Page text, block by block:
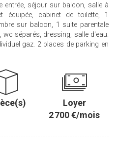
entrée, séjour sur balcon, salle à
équipée, cabinet de toilette, 1
sur balcon, 1 suite parentale
séparés, dressing, salle d'eau.
gaz. 2 places de parking en
Loyer
2 700 €/mois